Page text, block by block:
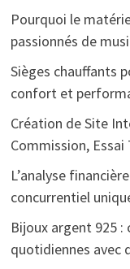
Pourquoi le
passionnés de
Sièges chauffants
confort et
Création de Site
Commission, Essai
L’analyse
concurrentiel
Bijoux argent 925
quotidiennes avec